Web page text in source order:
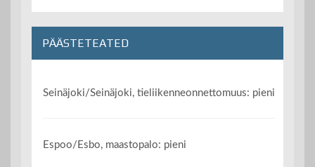
PÄÄSTETEATED
Seinäjoki/Seinäjoki, tieliikenneonnettomuus: pieni
Espoo/Esbo, maastopalo: pieni